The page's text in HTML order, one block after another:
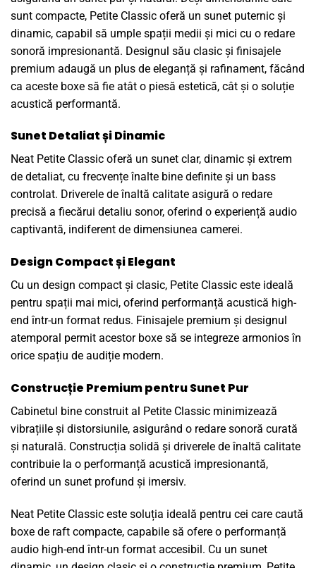
sunt compacte, Petite Classic oferă un sunet puternic și
dinamic, capabil să umple spații medii și mici cu o redare
sonoră impresionantă. Designul său clasic și finisajele
premium adaugă un plus de eleganță și rafinament, făcând
ca aceste boxe să fie atât o piesă estetică, cât și o soluție
acustică performantă.
Sunet Detaliat și Dinamic
Neat Petite Classic oferă un sunet clar, dinamic și extrem
de detaliat, cu frecvențe înalte bine definite și un bass
controlat. Driverele de înaltă calitate asigură o redare
precisă a fiecărui detaliu sonor, oferind o experiență audio
captivantă, indiferent de dimensiunea camerei.
Design Compact și Elegant
Cu un design compact și clasic, Petite Classic este ideală
pentru spații mai mici, oferind performanță acustică high-
end într-un format redus. Finisajele premium și designul
atemporal permit acestor boxe să se integreze armonios în
orice spațiu de audiție modern.
Construcție Premium pentru Sunet Pur
Cabinetul bine construit al Petite Classic minimizează
vibrațiile și distorsiunile, asigurând o redare sonoră curată
și naturală. Construcția solidă și driverele de înaltă calitate
contribuie la o performanță acustică impresionantă,
oferind un sunet profund și imersiv.
Neat Petite Classic este soluția ideală pentru cei care caută
boxe de raft compacte, capabile să ofere o performanță
audio high-end într-un format accesibil. Cu un sunet